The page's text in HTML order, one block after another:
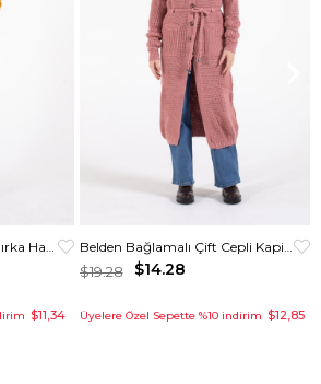
Önden Cepli Kapişonlu Hırka Hardal
$11,34
Belden Bağlamalı Çift Cepli Kapişonlu Uzun Hırka Gül Kurusu
$14.28
$19.28
Üyelere Özel Sepette %10 indirim $12,85